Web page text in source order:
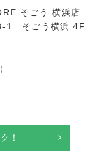
そごう 横浜店
1 そごう横浜 4F
！